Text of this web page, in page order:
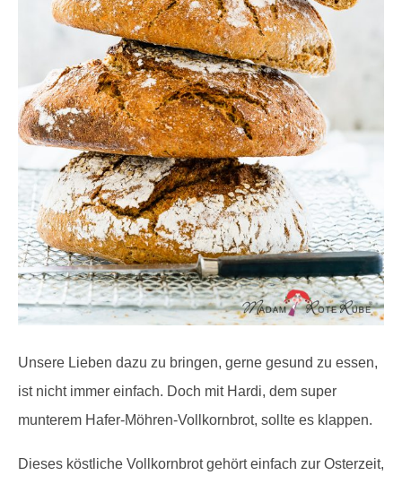
Unsere Lieben dazu zu bringen, gerne gesund zu essen,
ist nicht immer einfach. Doch mit Hardi, dem super
munterem Hafer-Möhren-Vollkornbrot, sollte es klappen.
Dieses köstliche Vollkornbrot gehört einfach zur Osterzeit,